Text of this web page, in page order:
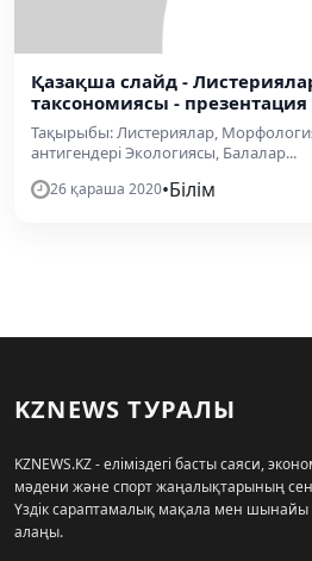
Қазақша слайд -
таксономиясы - презентация
Тақырыбы: Листериялар,
антигендері Экологиясы, Балалар...
26 қараша 2020•Білім
KZNEWS ТУРАЛЫ
KZNEWS.KZ - еліміздегі басты саяси,
мәдени және спорт жаңалықтарының
Үздік сараптамалық мақала мен шынайы
алаңы.